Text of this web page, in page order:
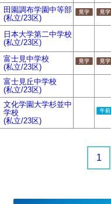
田園調布学園中等部
(私立/23区)
日本大学第二中学校
(私立/23区)
富士見中学校
(私立/23区)
富士見丘中学校
(私立/23区)
文化学園大学杉並中
学校
(私立/23区)
1